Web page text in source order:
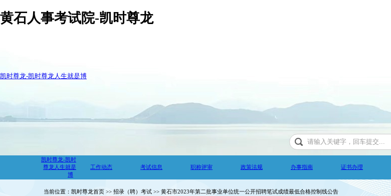
黄石人事考试院-凯时尊龙
凯时尊龙-凯时尊龙人生就是博
凯时尊龙-凯时
尊龙人生就是
博
工作动态 考试信息 职称评审 政策法规 办事指南 证书办理
当前位置：凯时尊龙首页 >> 招录（聘）考试 >> 黄石市2023年第二批事业单位统一公开招聘笔试成绩最低合格控制线公告